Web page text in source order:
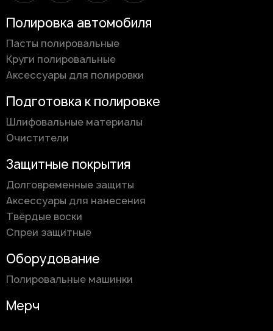
Полировка автомобиля
Пасты полировальные
Круги полировальные
Аксессуары для полировки
Подготовка к полировке
Шлифовальные материалы
Очистители
Защитные покрытия
Долговременные защиты
Аксессуары для нанесения
Твёрдые воски
Спреи защитные
Оборудование
Полировальные машинки
Мерч